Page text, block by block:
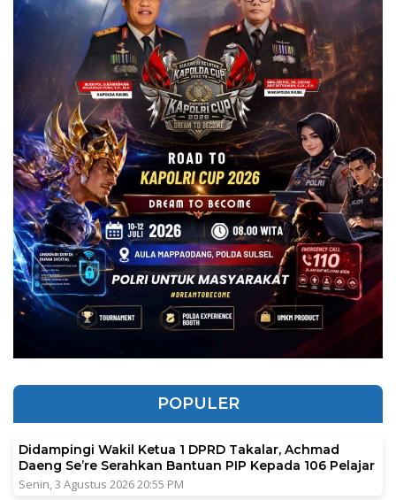
POPULER
Didampingi Wakil Ketua 1 DPRD Takalar, Achmad
Daeng Se’re Serahkan Bantuan PIP Kepada 106 Pelajar
Senin, 3 Agustus 2026 20:55 PM